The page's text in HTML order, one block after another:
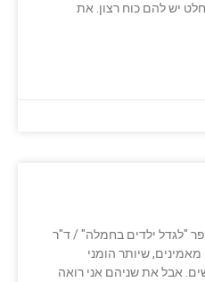
יש להם כוח רצון. את
"לגדל ילדים בחמלה" / ד"ר
שיותר הומני
אבל את שניהם אני רואה